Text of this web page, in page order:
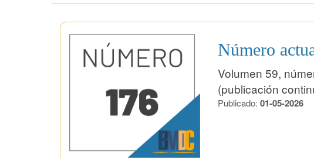
Número
Volumen 59,
(publicación
Publicado: 01-05-2026